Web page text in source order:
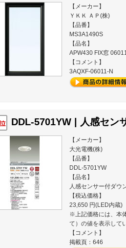
【メーカー】
ＹＫＫ ＡＰ(株)
【品番】
MS3A1490S
【品名】
APW430 FIX窓
【コメント】
3AQXF-06011-N
DDL-5701YW | 人感セン
【メーカー】
大光電機(株)
【品番】
DDL-5701YW
【品名】
人感センサー付ダウ
【税込価格】
23,650 円(LED内蔵)
※上記価格には、本
て）の値を表示して
【コメント】
掲載頁：646